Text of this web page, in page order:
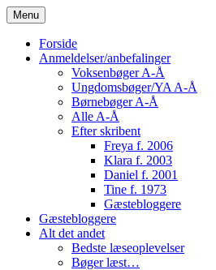
Skip
to
content
Menu
Forside
Anmeldelser/anbefalinger
Voksenbøger A-Å
Ungdomsbøger/YA A-Å
Børnebøger A-Å
Alle A-Å
Efter skribent
Freya f. 2006
Klara f. 2003
Daniel f. 2001
Tine f. 1973
Gæstebloggere
Gæstebloggere
Alt det andet
Bedste læseoplevelser
Bøger læst…